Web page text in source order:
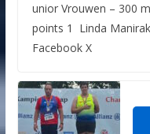
unior Vrouwen – 300
points 1 Linda
Facebook X